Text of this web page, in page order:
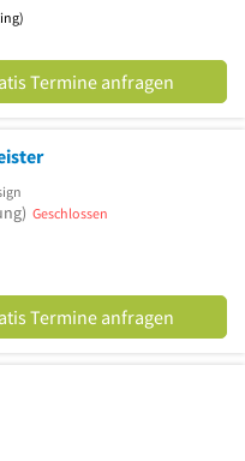
Termine anfragen
Geschlossen
Termine anfragen